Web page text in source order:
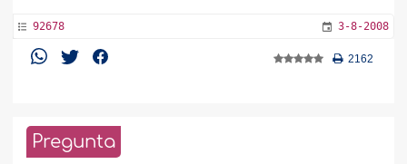
92678 3-8-2008
2162
Pregunta